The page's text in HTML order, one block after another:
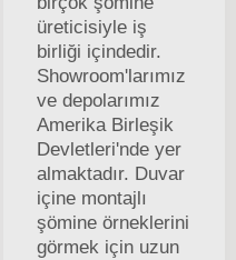
üreticisiyle iş
birliği içindedir.
Showroom'larımız
ve depolarımız
Amerika Birleşik
Devletleri'nde yer
almaktadır. Duvar
içine montajlı
şömine örneklerini
görmek için uzun